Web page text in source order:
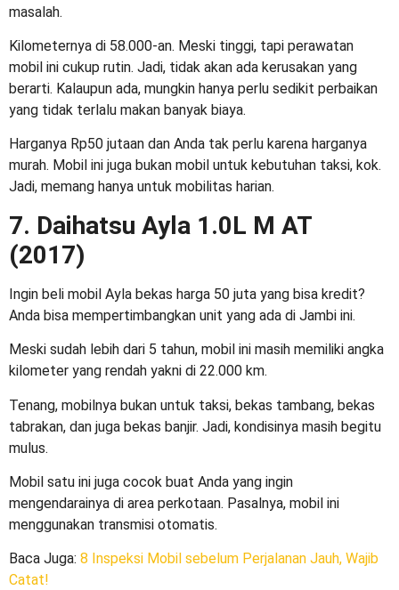
masalah.
Kilometernya di 58.000-an. Meski tinggi, tapi perawatan
mobil ini cukup rutin. Jadi, tidak akan ada kerusakan yang
berarti. Kalaupun ada, mungkin hanya perlu sedikit perbaikan
yang tidak terlalu makan banyak biaya.
Harganya Rp50 jutaan dan Anda tak perlu karena harganya
murah. Mobil ini juga bukan mobil untuk kebutuhan taksi, kok.
Jadi, memang hanya untuk mobilitas harian.
7. Daihatsu Ayla 1.0L M AT
(2017)
Ingin beli mobil Ayla bekas harga 50 juta yang bisa kredit?
Anda bisa mempertimbangkan unit yang ada di Jambi ini.
Meski sudah lebih dari 5 tahun, mobil ini masih memiliki angka
kilometer yang rendah yakni di 22.000 km.
Tenang, mobilnya bukan untuk taksi, bekas tambang, bekas
tabrakan, dan juga bekas banjir. Jadi, kondisinya masih begitu
mulus.
Mobil satu ini juga cocok buat Anda yang ingin
mengendarainya di area perkotaan. Pasalnya, mobil ini
menggunakan transmisi otomatis.
Baca Juga: 8 Inspeksi Mobil sebelum Perjalanan Jauh, Wajib
Catat!